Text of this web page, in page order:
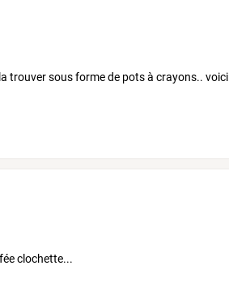
trouver sous forme de pots à crayons.. voici
clochette...